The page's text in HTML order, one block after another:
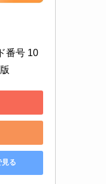
番号 10
る